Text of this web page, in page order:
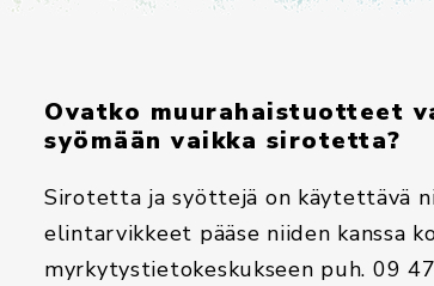
Ovatko muurahaistuotteet
syömään vaikka sirotetta?
Sirotetta ja syöttejä on käytettävä
elintarvikkeet pääse niiden kanssa
myrkytystietokeskukseen puh. 09